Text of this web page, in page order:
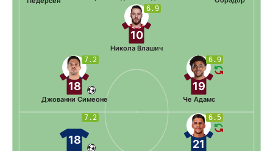
6.9
10
Никола Влашич
6.9
19
Че Адамс
7.2
18
Джованни Симеоне
7.2
18
6.5
21